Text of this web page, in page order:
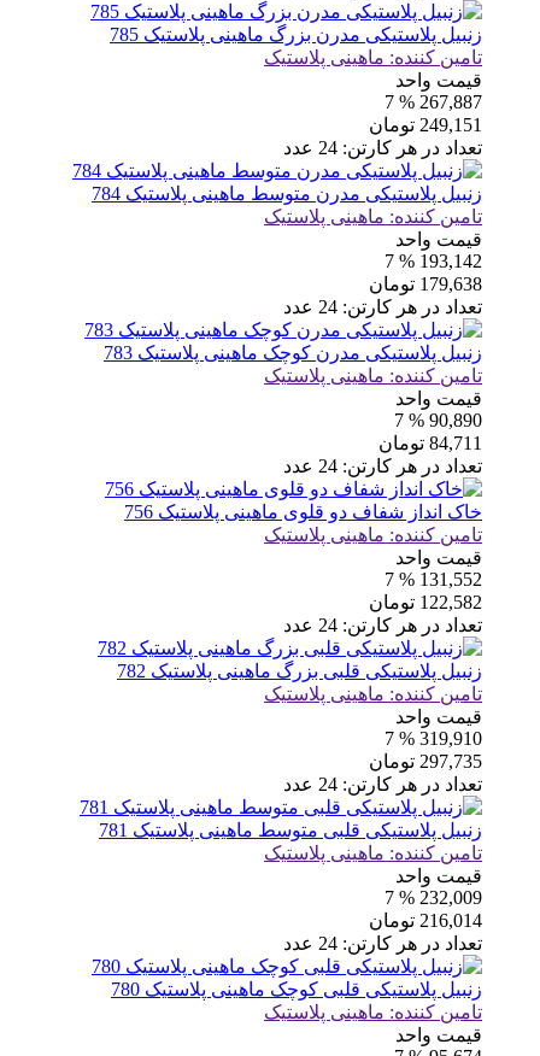
زنبیل پلاستیکی مدرن بزرگ ماهینی پلاستیک 785
تامین کننده: ماهینی پلاستیک
قیمت واحد
267,887
% 7
249,151 تومان
تعداد در هر کارتن: 24 عدد
زنبیل پلاستیکی مدرن متوسط ماهینی پلاستیک 784
تامین کننده: ماهینی پلاستیک
قیمت واحد
193,142
% 7
179,638 تومان
تعداد در هر کارتن: 24 عدد
زنبیل پلاستیکی مدرن کوچک ماهینی پلاستیک 783
تامین کننده: ماهینی پلاستیک
قیمت واحد
90,890
% 7
84,711 تومان
تعداد در هر کارتن: 24 عدد
خاک انداز شفاف دو قلوی ماهینی پلاستیک 756
تامین کننده: ماهینی پلاستیک
قیمت واحد
131,552
% 7
122,582 تومان
تعداد در هر کارتن: 24 عدد
زنبیل پلاستیکی قلبی بزرگ ماهینی پلاستیک 782
تامین کننده: ماهینی پلاستیک
قیمت واحد
319,910
% 7
297,735 تومان
تعداد در هر کارتن: 24 عدد
زنبیل پلاستیکی قلبی متوسط ماهینی پلاستیک 781
تامین کننده: ماهینی پلاستیک
قیمت واحد
232,009
% 7
216,014 تومان
تعداد در هر کارتن: 24 عدد
زنبیل پلاستیکی قلبی کوچک ماهینی پلاستیک 780
تامین کننده: ماهینی پلاستیک
قیمت واحد